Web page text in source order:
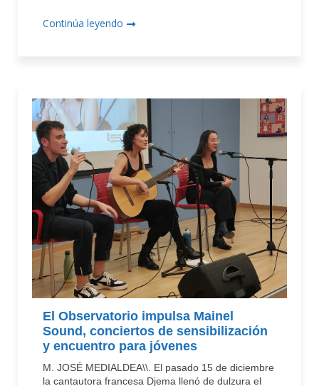
Continúa leyendo
El Observatorio impulsa Mainel
Sound, conciertos de sensibilización
y encuentro para jóvenes
M. JOSÉ MEDIALDEA\\. El pasado 15 de diciembre
la cantautora francesa Djema llenó de dulzura el